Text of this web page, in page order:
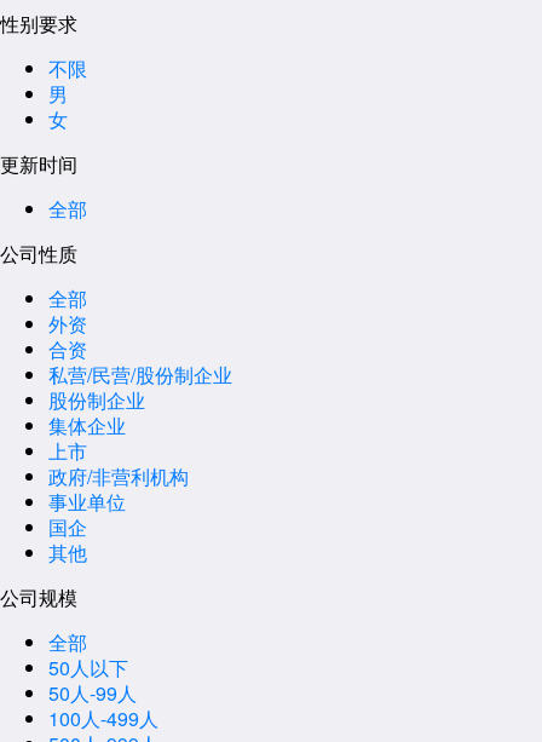
性别要求
不限
男
女
更新时间
全部
公司性质
全部
外资
合资
私营/民营/股份制企业
股份制企业
集体企业
上市
政府/非营利机构
事业单位
国企
其他
公司规模
全部
50人以下
50人-99人
100人-499人